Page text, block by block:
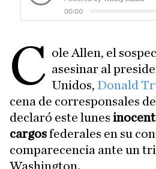
C ole Allen, el
asesinar al
Unidos,Donald
cena de corresponsales
declaró este lunes
cargosfederales en su
comparecencia ante un
Washington.